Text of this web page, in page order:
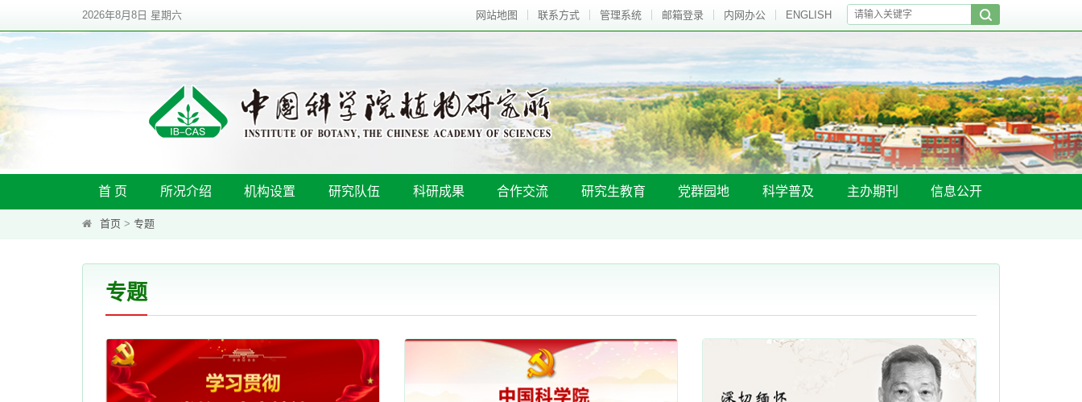
2026年8月8日 星期六 网站地图 联系方式 管理系统 邮箱登录 内网办公 ENGLISH
首 页 所况介绍 机构设置 研究队伍 科研成果 合作交流 研究生教育 党群园地 科学普及 主办期刊 信息公开
首页 > 专题
专题